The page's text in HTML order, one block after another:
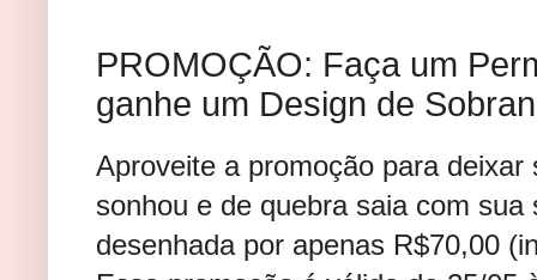
PROMOÇÃO: Faça um
ganhe um Design de
Aproveite a promoção para
sonhou e de quebra saia com sua
desenhada por apenas R$70,00